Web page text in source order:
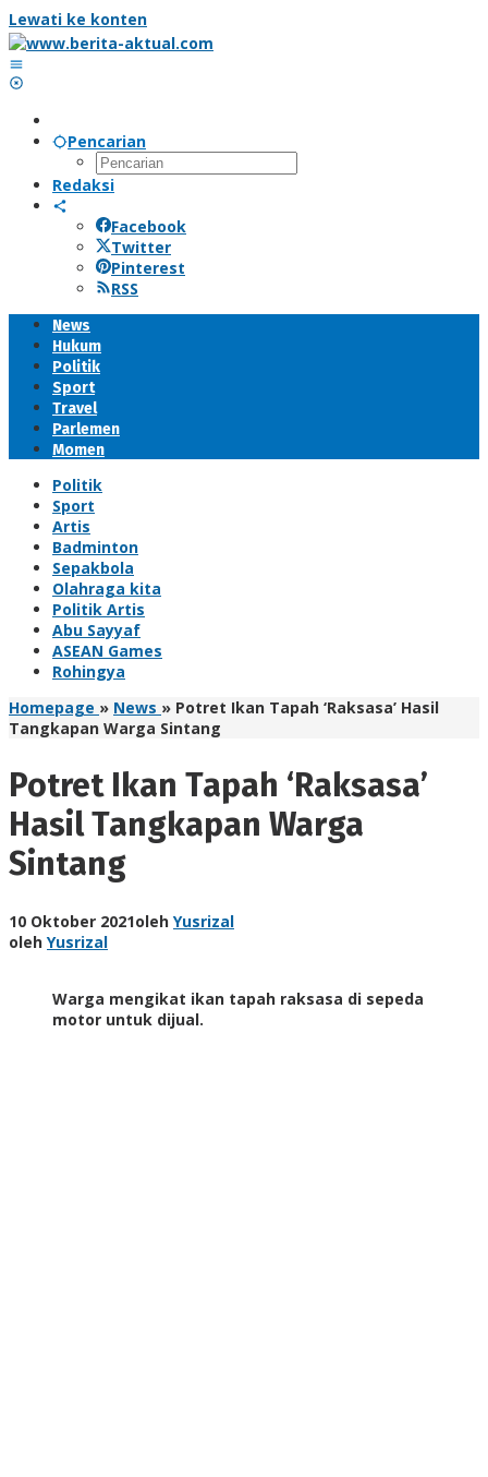
Lewati ke konten
Pencarian
Redaksi
Facebook
Twitter
Pinterest
RSS
News
Hukum
Politik
Sport
Travel
Parlemen
Momen
Politik
Sport
Artis
Badminton
Sepakbola
Olahraga kita
Politik Artis
Abu Sayyaf
ASEAN Games
Rohingya
Homepage » News » Potret Ikan Tapah ‘Raksasa’ Hasil
Tangkapan Warga Sintang
Potret Ikan Tapah ‘Raksasa’
Hasil Tangkapan Warga
Sintang
10 Oktober 2021oleh Yusrizal
oleh Yusrizal
Warga mengikat ikan tapah raksasa di sepeda
motor untuk dijual.